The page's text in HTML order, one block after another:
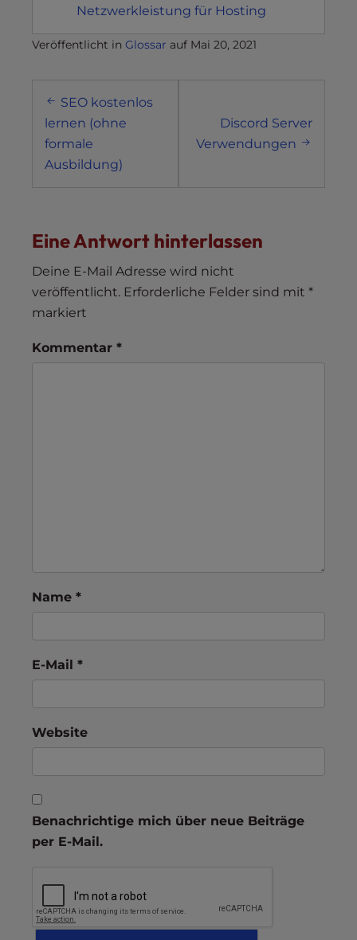
Netzwerkleistung für Hosting
Veröffentlicht in Glossar auf Mai 20, 2021
Post
navigation
SEO kostenlos
lernen (ohne
formale
Ausbildung)
Discord Server
Verwendungen
Eine Antwort hinterlassen
Deine E-Mail Adresse wird nicht
veröffentlicht. Erforderliche Felder sind mit *
markiert
Kommentar *
Name *
E-Mail *
Website
Benachrichtige mich über neue Beiträge
per E-Mail.